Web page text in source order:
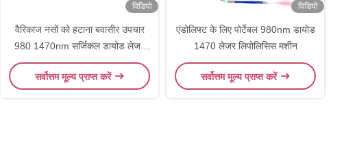
विडियो
वैरिकाज नसों को हटाना बवासीर उपचार
980 1470nm सर्जिकल डायोड लेजर
लिपोसक्शन मशीन
सर्वोत्तम मूल्य प्राप्त करें
विडियो
एंडोलिफ्ट के लिए पोर्टेबल 980nm डायोड
1470 लेजर लिपोलिसिस मशीन
सर्वोत्तम मूल्य प्राप्त करें